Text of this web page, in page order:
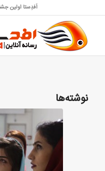
اَفدِستا اولین
نوشته‌ها